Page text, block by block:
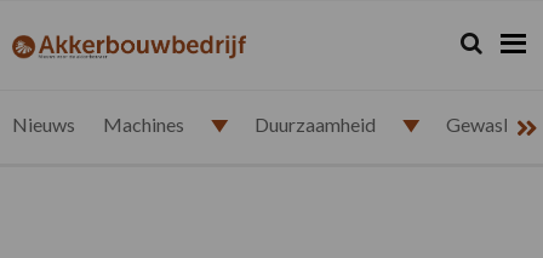
de
de
de
de
akkerbouwbedrijf.nl Zoeken...
Zoek
Nieuws Machines Duurzaamheid